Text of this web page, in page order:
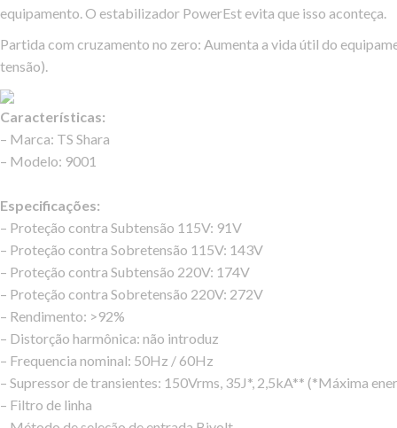
equipamento. O estabilizador PowerEst evita que isso aconteça.
Partida com cruzamento no zero: Aumenta a vida útil do
tensão).
Características:
– Marca: TS Shara
– Modelo: 9001
Especificações:
– Proteção contra Subtensão 115V: 91V
– Proteção contra Sobretensão 115V: 143V
– Proteção contra Subtensão 220V: 174V
– Proteção contra Sobretensão 220V: 272V
– Rendimento: >92%
– Distorção harmônica: não introduz
– Frequencia nominal: 50Hz / 60Hz
– Supressor de transientes: 150Vrms, 35J*, 2,5kA** (*Máxima
– Filtro de linha